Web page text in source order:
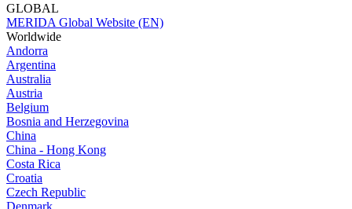
GLOBAL
MERIDA Global Website (EN)
Worldwide
Andorra
Argentina
Australia
Austria
Belgium
Bosnia and Herzegovina
China
China - Hong Kong
Costa Rica
Croatia
Czech Republic
Denmark